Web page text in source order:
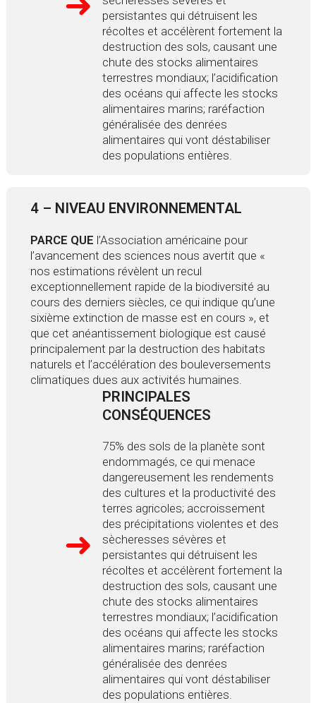
persistantes qui détruisent les
récoltes et accélèrent fortement la
destruction des sols, causant une
chute des stocks alimentaires
terrestres mondiaux; l’acidification
des océans qui affecte les stocks
alimentaires marins; raréfaction
généralisée des denrées
alimentaires qui vont déstabiliser
des populations entières.
4 – NIVEAU ENVIRONNEMENTAL
PARCE QUE l’Association américaine pour
l’avancement des sciences nous avertit que «
nos estimations révèlent un recul
exceptionnellement rapide de la biodiversité au
cours des derniers siècles, ce qui indique qu’une
sixième extinction de masse est en cours », et
que cet anéantissement biologique est causé
principalement par la destruction des habitats
naturels et l’accélération des bouleversements
climatiques dues aux activités humaines.
PRINCIPALES
CONSÉQUENCES
75% des sols de la planète sont
endommagés, ce qui menace
dangereusement les rendements
des cultures et la productivité des
terres agricoles; accroissement
des précipitations violentes et des
sècheresses sévères et
persistantes qui détruisent les
récoltes et accélèrent fortement la
destruction des sols, causant une
chute des stocks alimentaires
terrestres mondiaux; l’acidification
des océans qui affecte les stocks
alimentaires marins; raréfaction
généralisée des denrées
alimentaires qui vont déstabiliser
des populations entières.